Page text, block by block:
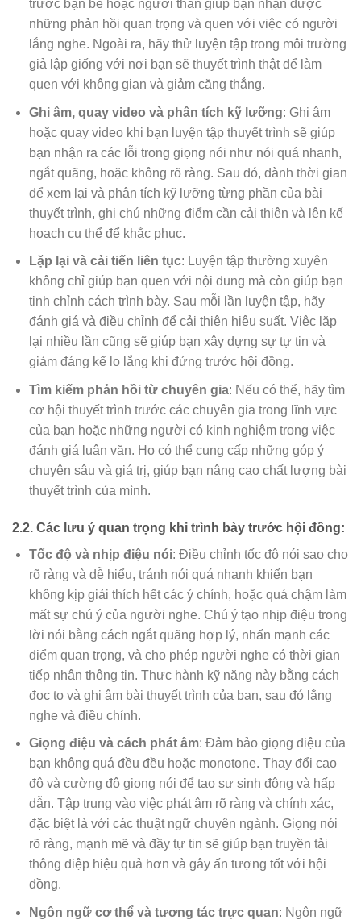
trước bạn bè hoặc người thân giúp bạn nhận được
những phản hồi quan trọng và quen với việc có người
lắng nghe. Ngoài ra, hãy thử luyện tập trong môi trường
giả lập giống với nơi bạn sẽ thuyết trình thật để làm
quen với không gian và giảm căng thẳng.
Ghi âm, quay video và phân tích kỹ lưỡng: Ghi âm
hoặc quay video khi bạn luyện tập thuyết trình sẽ giúp
bạn nhận ra các lỗi trong giọng nói như nói quá nhanh,
ngắt quãng, hoặc không rõ ràng. Sau đó, dành thời gian
để xem lại và phân tích kỹ lưỡng từng phần của bài
thuyết trình, ghi chú những điểm cần cải thiện và lên kế
hoạch cụ thể để khắc phục.
Lặp lại và cải tiến liên tục: Luyện tập thường xuyên
không chỉ giúp bạn quen với nội dung mà còn giúp bạn
tinh chỉnh cách trình bày. Sau mỗi lần luyện tập, hãy
đánh giá và điều chỉnh để cải thiện hiệu suất. Việc lặp
lại nhiều lần cũng sẽ giúp bạn xây dựng sự tự tin và
giảm đáng kể lo lắng khi đứng trước hội đồng.
Tìm kiếm phản hồi từ chuyên gia: Nếu có thể, hãy tìm
cơ hội thuyết trình trước các chuyên gia trong lĩnh vực
của bạn hoặc những người có kinh nghiệm trong việc
đánh giá luận văn. Họ có thể cung cấp những góp ý
chuyên sâu và giá trị, giúp bạn nâng cao chất lượng bài
thuyết trình của mình.
2.2. Các lưu ý quan trọng khi trình bày trước hội đồng:
Tốc độ và nhịp điệu nói: Điều chỉnh tốc độ nói sao cho
rõ ràng và dễ hiểu, tránh nói quá nhanh khiến bạn
không kịp giải thích hết các ý chính, hoặc quá chậm làm
mất sự chú ý của người nghe. Chú ý tạo nhịp điệu trong
lời nói bằng cách ngắt quãng hợp lý, nhấn mạnh các
điểm quan trọng, và cho phép người nghe có thời gian
tiếp nhận thông tin. Thực hành kỹ năng này bằng cách
đọc to và ghi âm bài thuyết trình của bạn, sau đó lắng
nghe và điều chỉnh.
Giọng điệu và cách phát âm: Đảm bảo giọng điệu của
bạn không quá đều đều hoặc monotone. Thay đổi cao
độ và cường độ giọng nói để tạo sự sinh động và hấp
dẫn. Tập trung vào việc phát âm rõ ràng và chính xác,
đặc biệt là với các thuật ngữ chuyên ngành. Giọng nói
rõ ràng, mạnh mẽ và đầy tự tin sẽ giúp bạn truyền tải
thông điệp hiệu quả hơn và gây ấn tượng tốt với hội
đồng.
Ngôn ngữ cơ thể và tương tác trực quan: Ngôn ngữ